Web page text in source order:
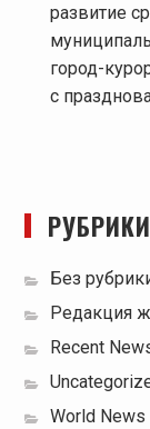
развитие
город-
с
РУБРИКИ
Без
Редакция
Recent
World News